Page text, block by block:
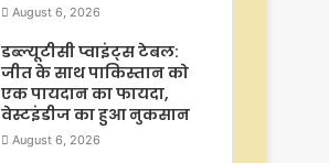
August 6, 2026
डब्ल्यूटीसी प्वाइंट्स टेबल:
जीत के साथ पाकिस्तान को
एक पायदान का फायदा,
वेस्टइंडीज का हुआ नुकसान
August 6, 2026